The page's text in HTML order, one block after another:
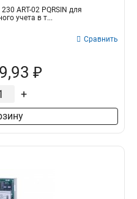
АRT-02 PQRSIN для
учета в т...
Сравнить
₽
+